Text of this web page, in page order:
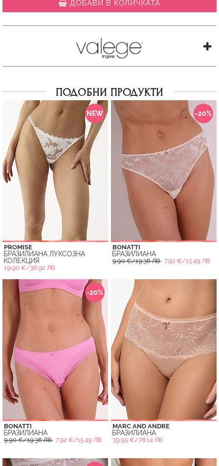
ДОБАВИ В КОЛИЧКАТА
ПОДОБНИ ПРОДУКТИ
NEW
PROMISE
БРАЗИЛИАНА ЛУКСОЗНА
КОЛЕКЦИЯ
19.90 €/38.92 ЛВ.
-20%
BONATTI
БРАЗИЛИАНА
9.90 €/19.36 ЛВ. 7.92 €/15.49 ЛВ.
-20%
BONATTI
БРАЗИЛИАНА
9.90 €/19.36 ЛВ. 7.92 €/15.49 ЛВ.
MARC AND ANDRE
БРАЗИЛИАНА
39.95 €/78.14 ЛВ.